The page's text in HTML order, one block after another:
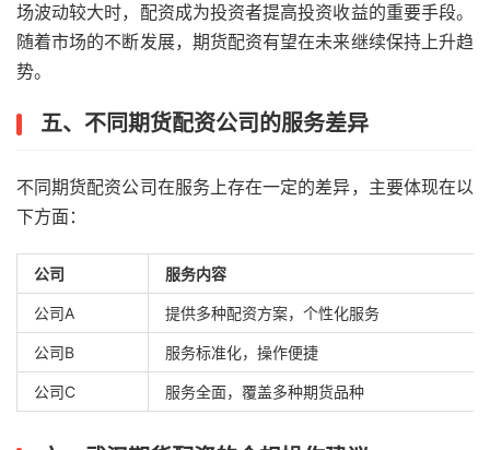
场波动较大时，配资成为投资者提高投资收益的重要手段。
随着市场的不断发展，期货配资有望在未来继续保持上升趋
势。
五、不同期货配资公司的服务差异
不同期货配资公司在服务上存在一定的差异，主要体现在以
下方面：
公司 服务内容
公司A 提供多种配资方案，个性化服务
公司B 服务标准化，操作便捷
公司C 服务全面，覆盖多种期货品种